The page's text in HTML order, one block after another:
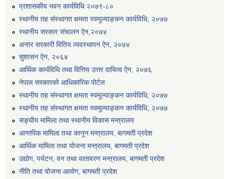
प्रशासकीय भवन कार्यविधि २०७९-८०
स्थानीय तह संस्थागत क्षमता स्वमूल्याङ्कन कार्यविधि, २०७७
स्थानीय सरकार संचालन ऐन,२०७४
अन्तर सरकारी वितिय व्यवस्थापन ऐन, २०७४
सुशासन ऐन, २०६४
आर्थिक कार्यविधि तथा वित्तिय उत्तर दायित्व ऐन, २०७६
नेपाल सरकारको आधिकारिक पोर्टल
स्थानीय तह संस्थागत क्षमता स्वमूल्याङ्कन कार्यविधि, २०७७
स्थानीय तह संस्थागत क्षमता स्वमूल्याङ्कन कार्यविधि, २०७७
सङ्घीय मामिला तथा स्थानीय विकास मन्त्रालय
आन्तरिक मामिला तथा कानून मन्त्रालय, बागमती प्रदेश
आर्थिक मामिला तथा योजना मन्त्रालय, बागमती प्रदेश
उद्योग, पर्यटन, वन तथा वातावरण मन्त्रालय, बागमती प्रदेश
नीति तथा योजना आयोग, बागमती प्रदेश